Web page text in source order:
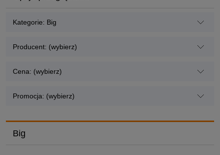
Kategorie: Big
Producent: (wybierz)
Cena: (wybierz)
Promocja: (wybierz)
Big